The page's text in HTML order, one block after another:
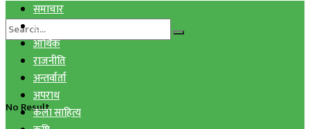
No Result
समाचार
स्वास्थ्य
आर्थिक
राजनीति
अन्तर्वार्ता
अपराध
कला साहित्य